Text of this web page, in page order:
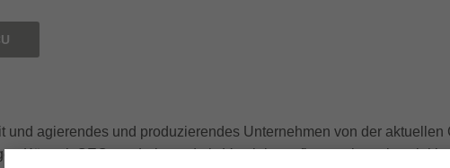
und agierendes und produzierendes Unternehmen von der
Köppel, CEO von Leitz und als Vertriebsprofi normalerweise viel